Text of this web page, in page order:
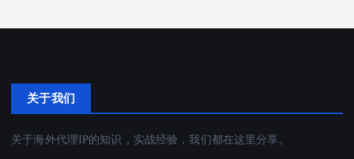
关于我们
关于海外代理IP的知识，实战经验，我们都在这里分享。